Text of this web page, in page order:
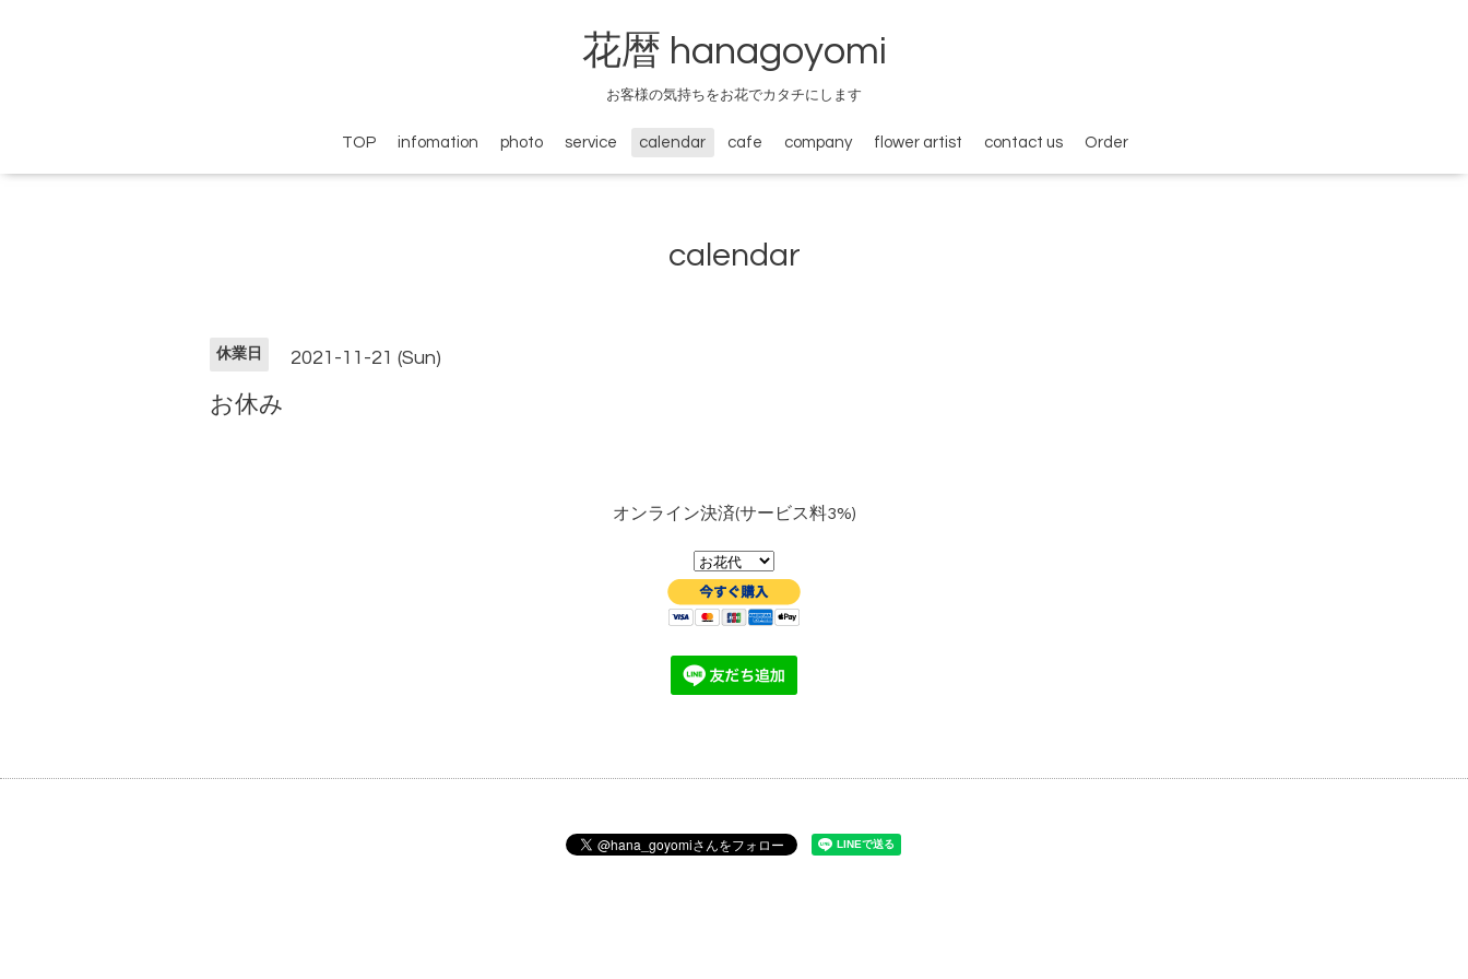
花暦 hanagoyomi
お客様の気持ちをお花でカタチにします
TOP infomation photo service calendar cafe company flower artist contact us Order
calendar
休業日 2021-11-21 (Sun)
お休み
オンライン決済(サービス料3%)